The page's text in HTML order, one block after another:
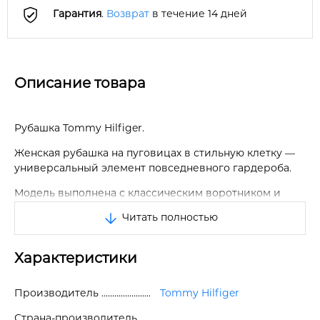
Гарантия. Возврат в течение 14 дней
Описание товара
Рубашка Tommy Hilfiger.
Женская рубашка на пуговицах в стильную клетку —
универсальный элемент повседневного гардероба.
Модель выполнена с классическим воротником и
подворачивать и фиксировать на пуговицу. На груди
расположен аккуратный нагрудный карман,
добавляющий практичности и завершённости
дизайну. Закруглённый подол делает силуэт более
удлинена для комфортной посадки.
Читать полностью
Характеристики
Производитель
Tommy Hilfiger